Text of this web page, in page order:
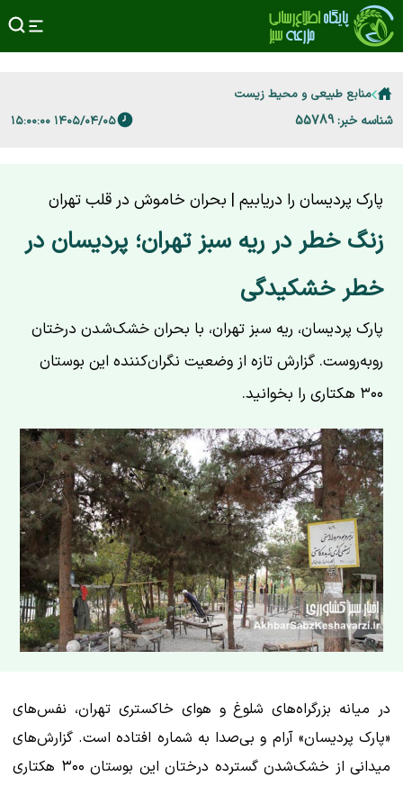
منابع طبیعی و محیط زیست
شناسه خبر: 55789 ۱۴۰۵/۰۴/۰۵ ۱۵:۰۰:۰۰
پارک پردیسان را دریابیم | بحران خاموش در قلب تهران
زنگ خطر در ریه سبز تهران؛ پردیسان در
خطر خشکیدگی
پارک پردیسان، ریه سبز تهران، با بحران خشک‌شدن درختان
روبه‌روست. گزارش تازه از وضعیت نگران‌کننده این بوستان
۳۰۰ هکتاری را بخوانید.
در میانه بزرگراه‌های شلوغ و هوای خاکستری تهران، نفس‌های
«پارک پردیسان» آرام و بی‌صدا به شماره افتاده است. گزارش‌های
میدانی از خشک‌شدن گسترده درختان این بوستان ۳۰۰ هکتاری